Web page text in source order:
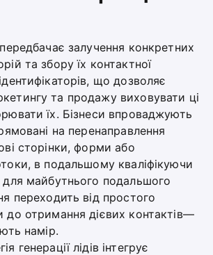
передбачає залучення конкретних
та збору їх контактної
що дозволяє
та продажу виховувати ці
їх. Бізнеси впроваджують
на перенаправлення
сторінки, форми або
в подальшому кваліфікуючи
для майбутнього подальшого
переходить від простого
до отримання дієвих контактів—
намір.
генерації лідів інтегрує